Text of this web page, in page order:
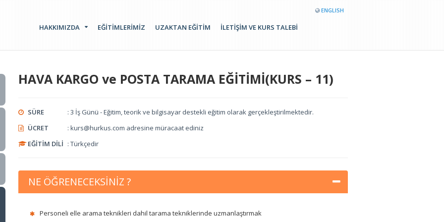
ENGLISH
HAKKIMIZDA EĞİTİMLERİMİZ UZAKTAN EĞİTİM İLETİŞİM VE KURS TALEBİ
HAVA KARGO ve POSTA TARAMA EĞİTİMİ(KURS – 11)
SÜRE
: 3 İş Günü - Eğitim, teorik ve bilgisayar destekli eğitim olarak gerçekleştirilmektedir.
ÜCRET
: kurs@hurkus.com adresine müracaat ediniz
EĞİTİM DİLİ : Türkçedir
NE ÖĞRENECEKSİNİZ ?
Personeli elle arama teknikleri dahil tarama tekniklerinde uzmanlaştırmak